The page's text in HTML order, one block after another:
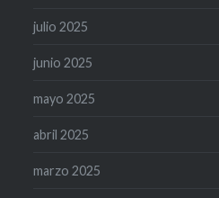
julio 2025
junio 2025
mayo 2025
abril 2025
marzo 2025